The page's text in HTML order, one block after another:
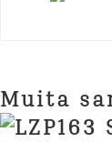
Muita